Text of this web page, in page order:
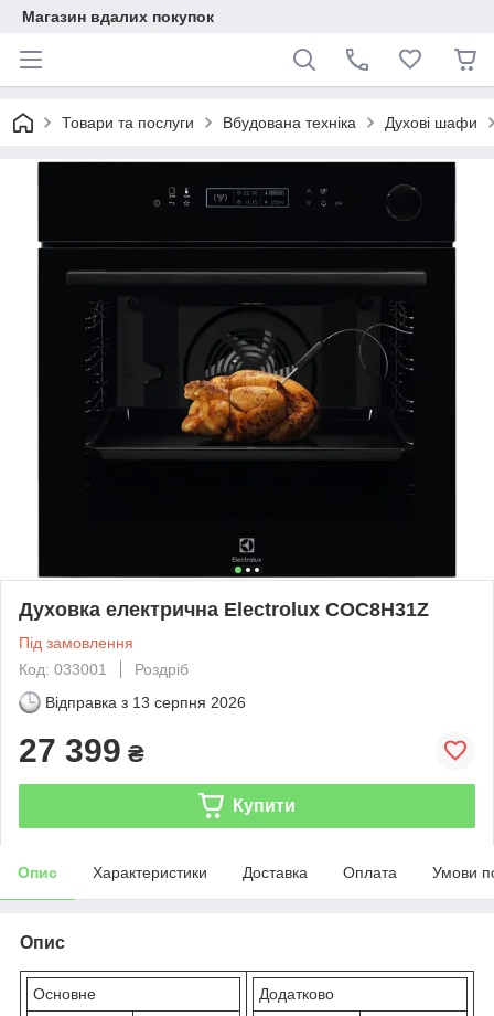
Магазин вдалих покупок
Товари та послуги Вбудована техніка Духові шафи
Духовка електрична Electrolux COC8H31Z
Під замовлення
Код: 033001
Роздріб
Відправка з 13 серпня 2026
27 399 ₴
Купити
Опис Характеристики Доставка Оплата Умови
Опис
Основне
Додатково